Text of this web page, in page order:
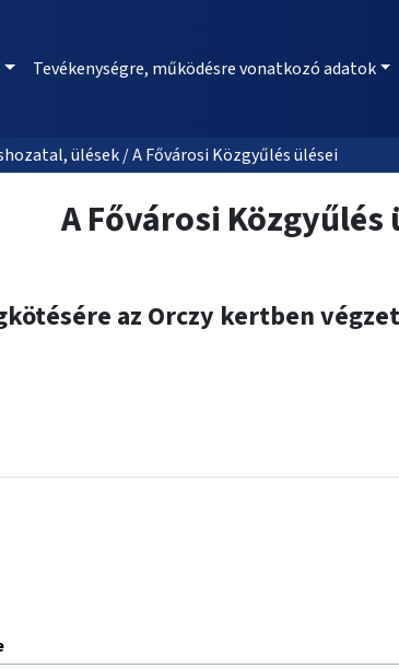
Tevékenységre, működésre vonatkozó adatok
ülések / A Fővárosi Közgyűlés ülései
A Fővárosi Közgyűlés
az Orczy kertben